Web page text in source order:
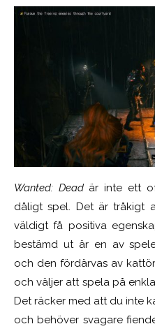
Wanted: Dead är inte ett
dåligt spel. Det är tråkigt
väldigt få positiva
bestämd ut är en av
och den fördärvas av
och väljer att spela på
Det räcker med att du inte
och behöver svagare